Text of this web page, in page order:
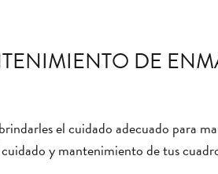
DE
el cuidado adecuado para
y mantenimiento de tus